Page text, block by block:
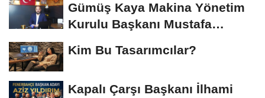
Gümüş Kaya Makina Yönetim
Kurulu Başkanı Mustafa
Kim Bu Tasarımcılar?
Kapalı Çarşı Başkanı İlhami